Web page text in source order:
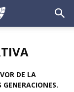
DE LA